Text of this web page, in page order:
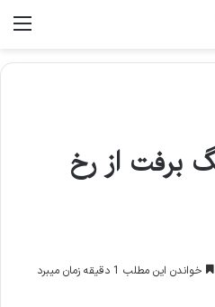
برفت از رخ
خواندن این مطلب 1 دقیقه زمان میبرد